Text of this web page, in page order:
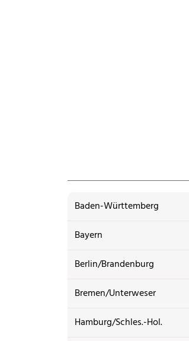
Baden-Württemberg
Bayern
Berlin/Brandenburg
Bremen/Unterweser
Hamburg/Schles.-Hol.